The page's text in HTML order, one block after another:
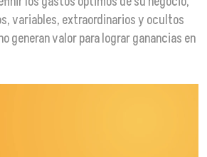
variables, extraordinarios y ocultos
generan valor para lograr ganancias en